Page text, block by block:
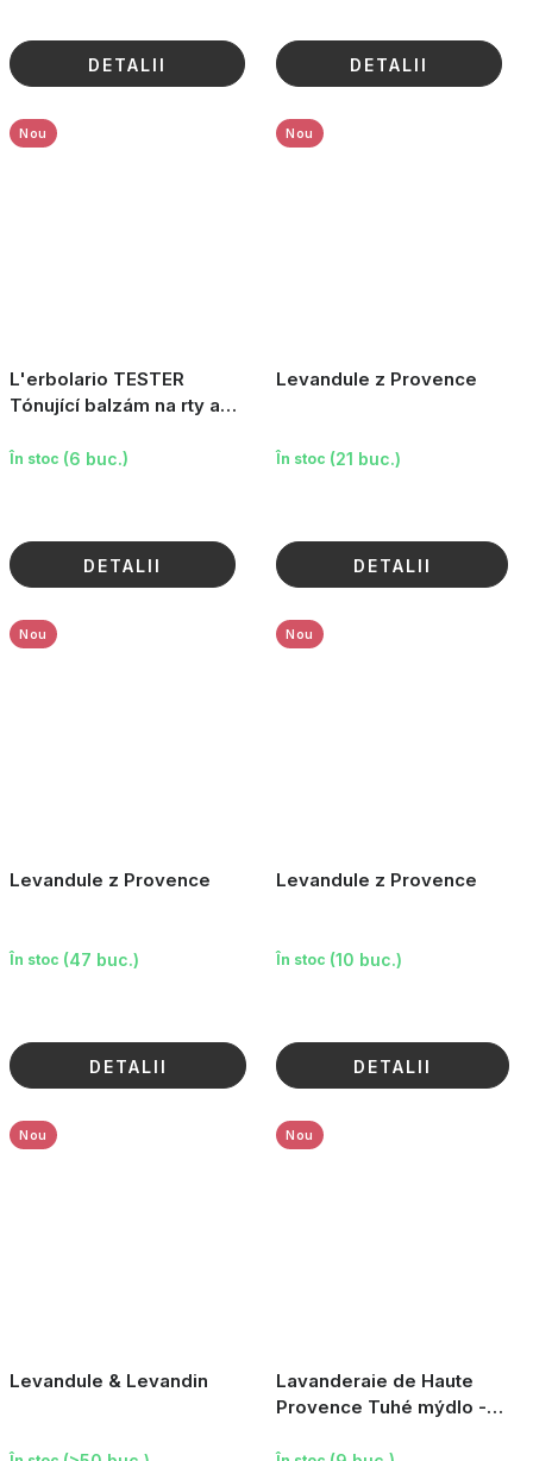
DETALII DETALII
L'erbolario TESTER
Tónující balzám na rty a
Nou
În stoc (6 buc.)
DETALII
Levandule z Provence
Nou
În stoc (21 buc.)
DETALII
Levandule z Provence
Nou
În stoc (47 buc.)
DETALII
Levandule z Provence
Nou
În stoc (10 buc.)
DETALII
Levandule & Levandin
Nou
Lavanderaie de Haute
Provence Tuhé mýdlo -
Nou